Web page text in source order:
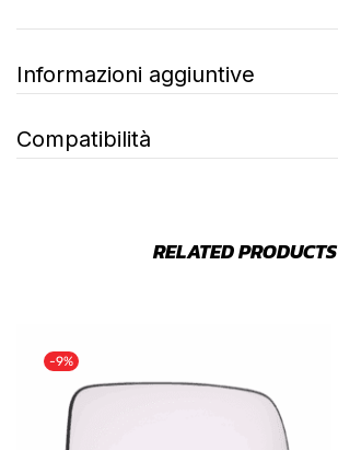
Informazioni aggiuntive
Compatibilità
RELATED PRODUCTS
-9%